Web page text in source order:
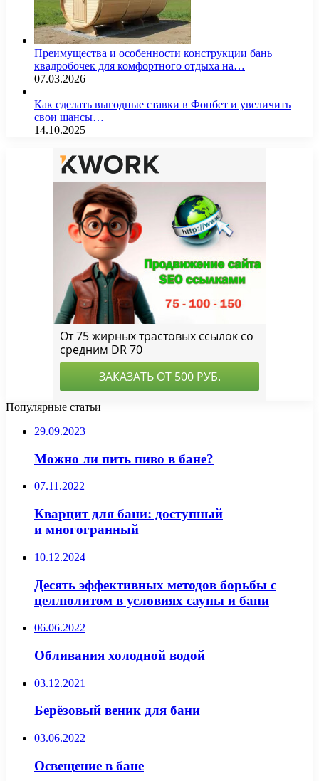
Преимущества и особенности конструкции бань
квадробочек для комфортного отдыха на…
07.03.2026
Как сделать выгодные ставки в Фонбет и увеличить
свои шансы…
14.10.2025
Популярные статьи
29.09.2023
Можно ли пить пиво в бане?
07.11.2022
Кварцит для бани: доступный
и многогранный
10.12.2024
Десять эффективных методов борьбы с
целлюлитом в условиях сауны и бани
06.06.2022
Обливания холодной водой
03.12.2021
Берёзовый веник для бани
03.06.2022
Освещение в бане